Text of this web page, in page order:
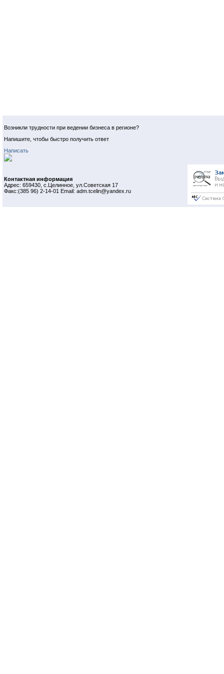
Возникли трудности при ведении бизнеса в регионе?
Напишите, чтобы быстро получить ответ
Написать
Контактная информация
Адрес: 659430, с.Целинное, ул.Советская 17
Факс:(385 96) 2-14-01 Email: adm.tcelin@yandex.ru